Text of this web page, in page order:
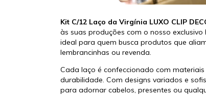
Kit C/12 Laço da Virgínia LUXO CLIP
às suas produções com o nosso exclusivo
ideal para quem busca produtos que
lembrancinhas ou revenda.
Cada laço é confeccionado com
durabilidade. Com designs variados e
para adornar cabelos, presentes ou